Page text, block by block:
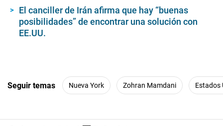
El canciller de Irán afirma que hay “buenas
posibilidades” de encontrar una solución con
EE.UU.
Seguir temas Nueva York Zohran Mamdani Estados